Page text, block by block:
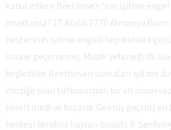
kabul edilen Beethoven ‘nın işitme
muydunuz? 17 Aralık 1770 Almanya
bestecinin işitme engeli hep birlikte
önüne geçememiş. Müzik yeteneği ilk
keşfedilen Beethoven sonraları işitme
müziğe olan tutkusundan bir an olsun
köreltmedi ve başardı. Gelmiş geçmiş
herkesi kendine hayran bıraktı. 9.